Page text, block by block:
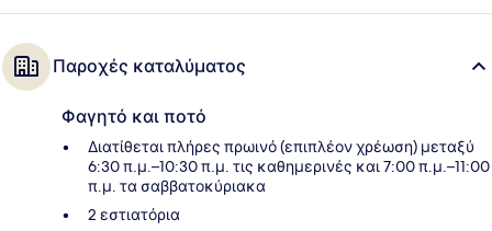
Παροχές καταλύματος
Φαγητό και ποτό
Διατίθεται πλήρες πρωινό (επιπλέον χρέωση) μεταξύ
6:30 π.μ.–10:30 π.μ. τις καθημερινές και 7:00 π.μ.–11:00
π.μ. τα σαββατοκύριακα
2 εστιατόρια